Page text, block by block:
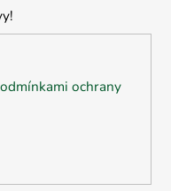
ochrany